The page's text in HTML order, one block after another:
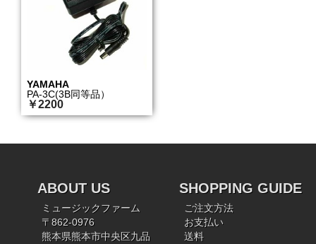
YAMAHA
PA-3C(3B同等品）
￥2200
ABOUT US
ミュージックファーム
〒862-0976
熊本県熊本市中央区九品
SHOPPING GUIDE
ご注文方法
お支払い
送料